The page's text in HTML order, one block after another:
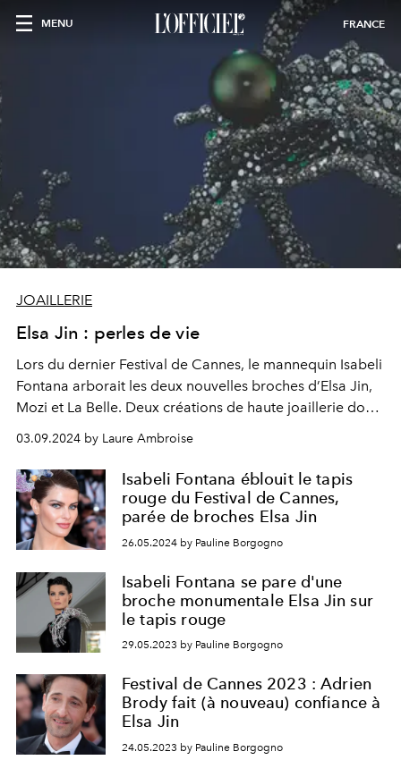
MENU FRANCE
JOAILLERIE
Elsa Jin : perles de vie
Lors du dernier Festival de Cannes, le mannequin Isabeli
Fontana arborait les deux nouvelles broches d’Elsa Jin,
Mozi et La Belle. Deux créations de haute joaillerie dont
la somptuosité ne doit pas faire oublier le caractère
03.09.2024 by Laure Ambroise
Isabeli Fontana éblouit le tapis
rouge du Festival de Cannes,
parée de broches Elsa Jin
26.05.2024 by Pauline Borgogno
Isabeli Fontana se pare d'une
broche monumentale Elsa Jin sur
le tapis rouge
29.05.2023 by Pauline Borgogno
Festival de Cannes 2023 : Adrien
Brody fait (à nouveau) confiance à
Elsa Jin
24.05.2023 by Pauline Borgogno